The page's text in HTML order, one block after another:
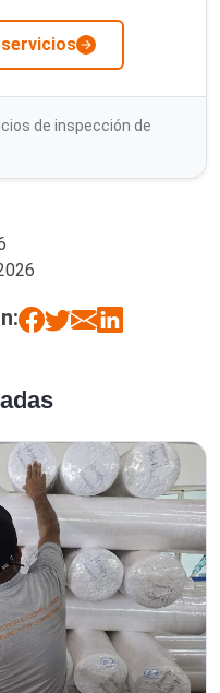
de inspección de